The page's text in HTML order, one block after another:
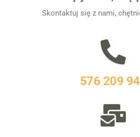
Skontaktuj się z nami,
576 209